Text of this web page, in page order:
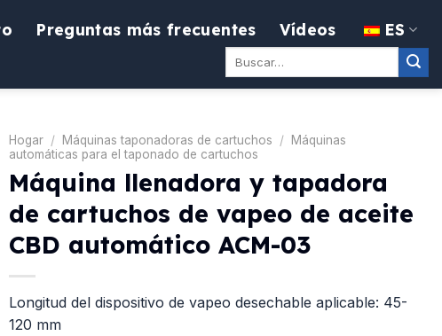
Preguntas más frecuentes Vídeos ES
Hogar / Máquinas taponadoras de cartuchos /
Máquinas
automáticas para el taponado de cartuchos
Máquina llenadora y tapadora
de cartuchos de vapeo de aceite
CBD automático ACM-03
Longitud del dispositivo de vapeo desechable aplicable: 45-
120 mm